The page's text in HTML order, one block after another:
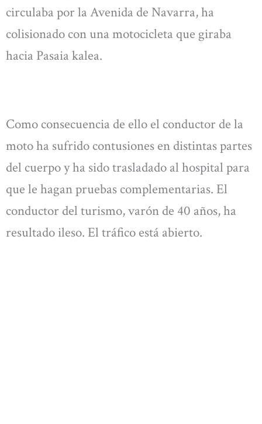
circulaba por la Avenida de Navarra, ha
colisionado con una motocicleta que giraba
hacia Pasaia kalea.
Como consecuencia de ello el conductor de la
moto ha sufrido contusiones en distintas partes
del cuerpo y ha sido trasladado al hospital para
que le hagan pruebas complementarias. El
conductor del turismo, varón de 40 años, ha
resultado ileso. El tráfico está abierto.